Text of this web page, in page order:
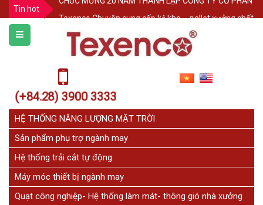
Tin hot
BÀN KIỂM HÓA NGÀNH MAY - SẢN XUẤT THEO YÊU
Bảo Vệ Kệ Pallet Trong Kho Hàng: 3 Cách Đơn Giản
THÔNG BÁO NGHỈ LỄ
(+84.28) 3900 3333
HỆ THỐNG NĂNG LƯỢNG MẶT TRỜI
Sản phẩm phụ trợ ngành may
Hệ thống trải cắt tự động
Máy móc thiết bị ngành may
Quạt công nghiệp- Hệ thống làm mát- thông gió nhà xưởng